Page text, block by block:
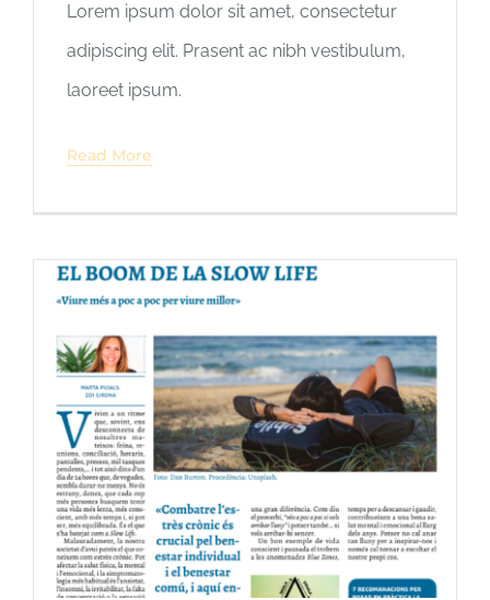
Lorem ipsum dolor sit amet, consectetur
adipiscing elit. Prasent ac nibh vestibulum,
laoreet ipsum.
Read More